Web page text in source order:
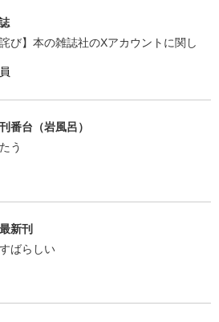
詫び】本の雑誌社のXアカウントに関し
番台（岩風呂）
う
新刊
ばらしい